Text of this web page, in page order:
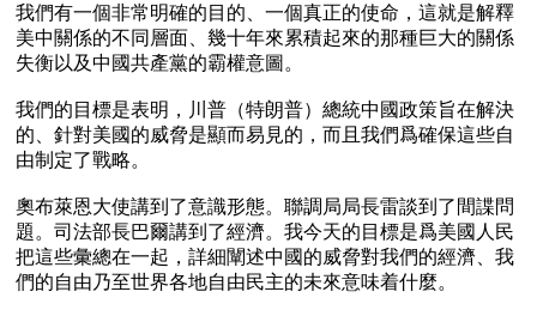
我們有一個非常明確的目的、一個真正的使命，這就是解釋
美中關係的不同層面、幾十年來累積起來的那種巨大的關係
失衡以及中國共產黨的霸權意圖。
我們的目標是表明，川普（特朗普）總統中國政策旨在解決
的、針對美國的威脅是顯而易見的，而且我們爲確保這些自
由制定了戰略。
奧布萊恩大使講到了意識形態。聯調局局長雷談到了間諜問
題。司法部長巴爾講到了經濟。我今天的目標是爲美國人民
把這些彙總在一起，詳細闡述中國的威脅對我們的經濟、我
們的自由乃至世界各地自由民主的未來意味着什麼。